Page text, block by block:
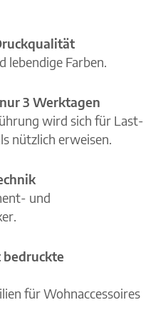
lebendige Farben.
3 Werktagen
wird sich für Last-
nützlich erweisen.
und
für Wohnaccessoires